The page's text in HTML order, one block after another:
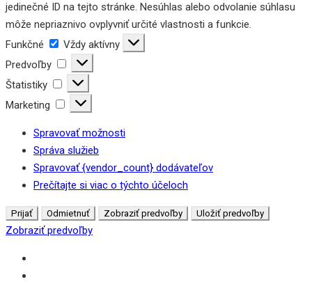
jedinečné ID na tejto stránke. Nesúhlas alebo odvolanie súhlasu
môže nepriaznivo ovplyvniť určité vlastnosti a funkcie.
Funkčné
Funkčné
Vždy aktívny
Predvoľby
Predvoľby
Štatistiky
Štatistiky
Marketing
Marketing
Spravovať možnosti
Správa služieb
Spravovať {vendor_count} dodávateľov
Prečítajte si viac o týchto účeloch
Prijať Odmietnuť Zobraziť predvoľby Uložiť predvoľby
Zobraziť predvoľby